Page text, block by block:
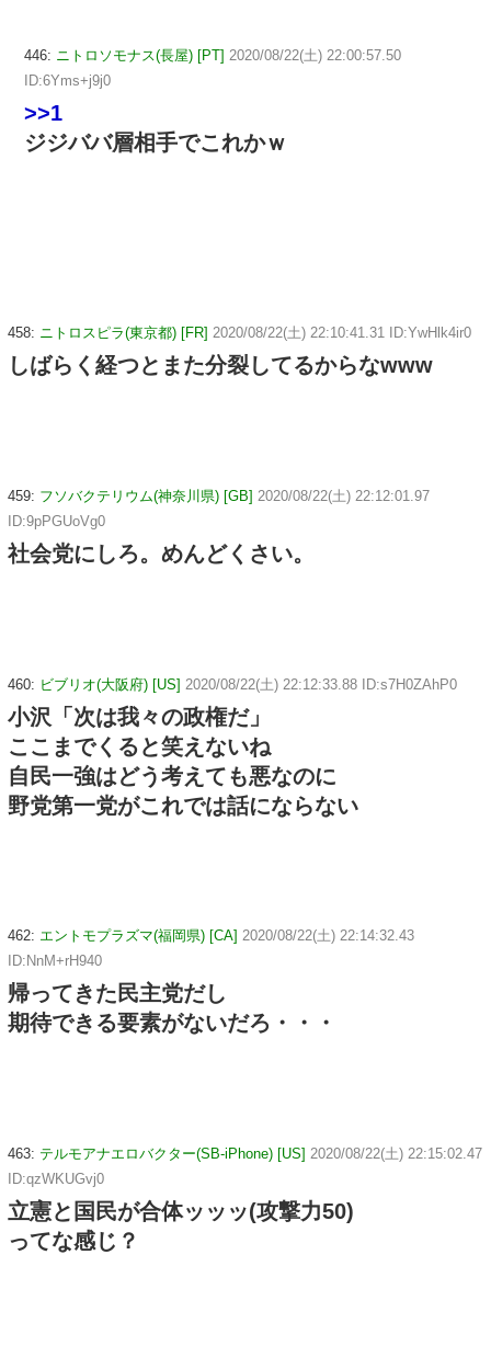
446: ニトロソモナス(長屋) [PT] 2020/08/22(土) 22:00:57.50
ID:6Yms+j9j0
>>1
ジジババ層相手でこれかｗ
458: ニトロスピラ(東京都) [FR] 2020/08/22(土) 22:10:41.31 ID:YwHlk4ir0
しばらく経つとまた分裂してるからなwww
459: フソバクテリウム(神奈川県) [GB] 2020/08/22(土) 22:12:01.97
ID:9pPGUoVg0
社会党にしろ。めんどくさい。
460: ビブリオ(大阪府) [US] 2020/08/22(土) 22:12:33.88 ID:s7H0ZAhP0
小沢「次は我々の政権だ」
ここまでくると笑えないね
自民一強はどう考えても悪なのに
野党第一党がこれでは話にならない
462: エントモプラズマ(福岡県) [CA] 2020/08/22(土) 22:14:32.43
ID:NnM+rH940
帰ってきた民主党だし
期待できる要素がないだろ・・・
463: テルモアナエロバクター(SB-iPhone) [US] 2020/08/22(土) 22:15:02.47
ID:qzWKUGvj0
立憲と国民が合体ッッッ(攻撃力50)
ってな感じ？